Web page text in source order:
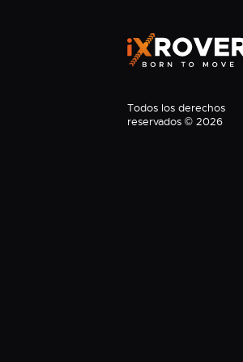
Todos los derechos
reservados © 2026